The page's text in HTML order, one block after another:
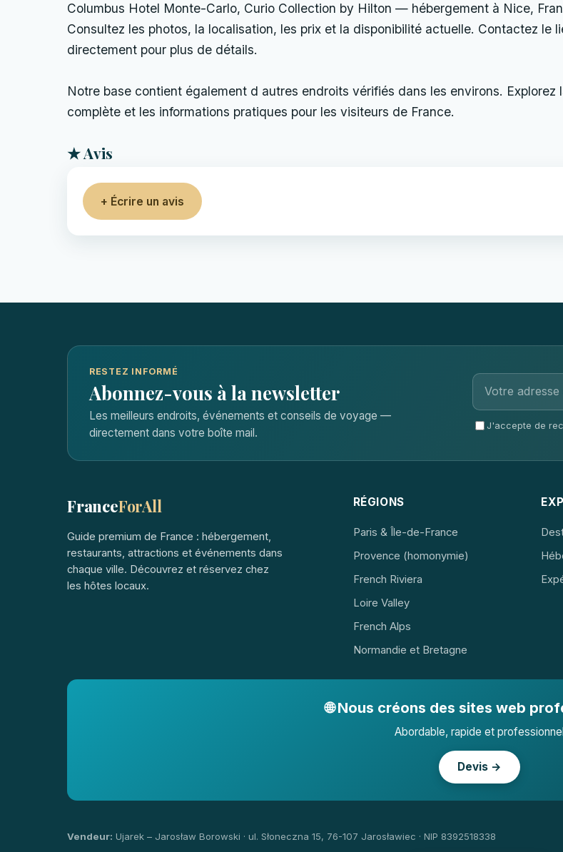
Columbus Hotel Monte-Carlo, Curio Collection by Hilton — hébergement à Nice,
Consultez les photos, la localisation, les prix et la disponibilité actuelle. Contactez le
directement pour plus de détails.
Notre base contient également d autres endroits vérifiés dans les environs. Explorez
complète et les informations pratiques pour les visiteurs de France.
★ Avis
+ Écrire un avis
RESTEZ INFORMÉ
Abonnez-vous à la newsletter
Les meilleurs endroits, événements et conseils de voyage —
directement dans votre boîte mail.
J'accepte de
FranceForAll
Guide premium de France : hébergement,
restaurants, attractions et événements dans
chaque ville. Découvrez et réservez chez
les hôtes locaux.
RÉGIONS
Paris & Île-de-France
Provence (homonymie)
French Riviera
Loire Valley
French Alps
Normandie et Bretagne
🌐 Nous créons des sites web
Abordable, rapide et professionnel
Devis →
Vendeur: Ujarek – Jarosław Borowski · ul. Słoneczna 15, 76-107 Jarosławiec · NIP 8392518338